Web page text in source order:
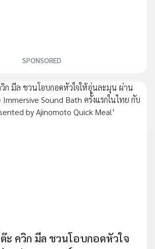
SPONSORED
ะ ควิก มีล ชวนโอบกอดหัวใจ